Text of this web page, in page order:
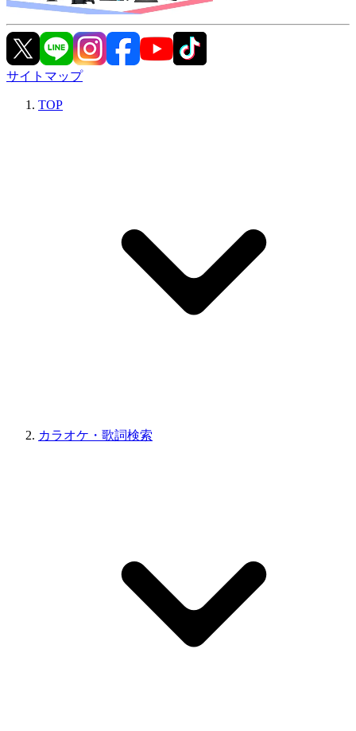
サイトマップ
TOP
カラオケ・歌詞検索